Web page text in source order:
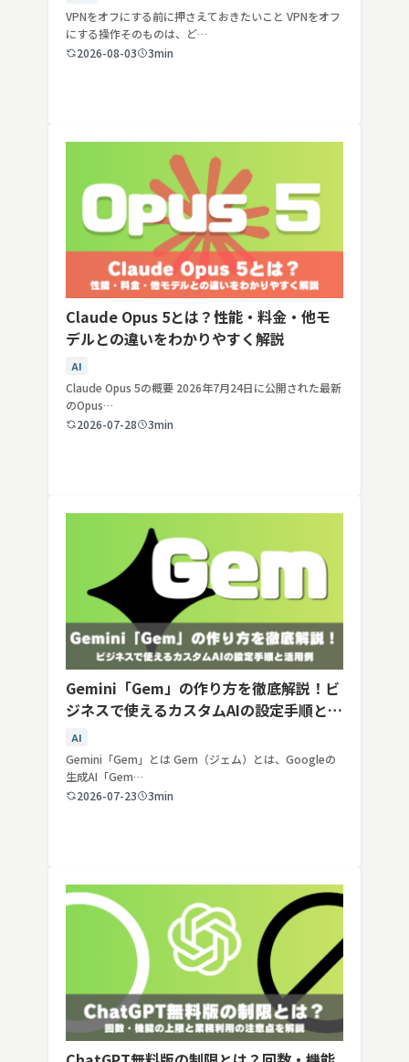
VPNをオフにする前に押さえておきたいこと VPNをオフ
にする操作そのものは、ど…
2026-08-03
3min
Claude Opus 5とは？性能・料金・他モ
デルとの違いをわかりやすく解説
AI
Claude Opus 5の概要 2026年7月24日に公開された最新
のOpus…
2026-07-28
3min
Gemini「Gem」の作り方を徹底解説！ビ
ジネスで使えるカスタムAIの設定手順と活
用例
AI
Gemini「Gem」とは Gem（ジェム）とは、Googleの
生成AI「Gem…
2026-07-23
3min